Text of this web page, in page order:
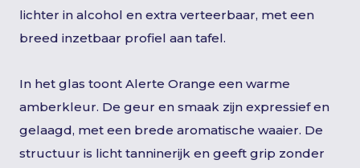
lichter in alcohol en extra verteerbaar, met een
breed inzetbaar profiel aan tafel.
In het glas toont Alerte Orange een warme
amberkleur. De geur en smaak zijn expressief en
gelaagd, met een brede aromatische waaier. De
structuur is licht tanninerijk en geeft grip zonder